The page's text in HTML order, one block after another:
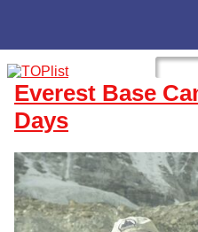
Everest Base
Days